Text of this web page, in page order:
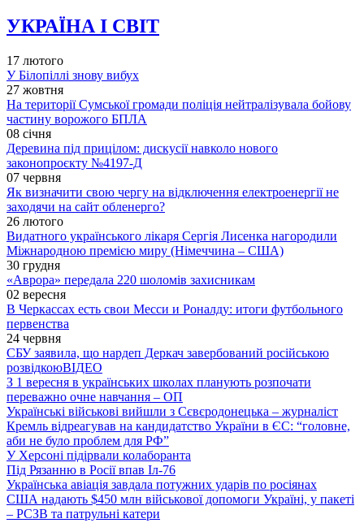
УКРАЇНА І СВІТ
17 лютого
У Білопіллі знову вибух
27 жовтня
На території Сумської громади поліція нейтралізувала бойову
частину ворожого БПЛА
08 січня
Деревина під прицілом: дискусії навколо нового
законопроєкту №4197-Д
07 червня
Як визначити свою чергу на відключення електроенергії не
заходячи на сайт обленерго?
26 лютого
Видатного українського лікаря Сергія Лисенка нагородили
Міжнародною премією миру (Німеччина – США)
30 грудня
«Аврора» передала 220 шоломів захисникам
02 вересня
В Черкассах есть свои Месси и Роналду: итоги футбольного
первенства
24 червня
СБУ заявила, що нардеп Деркач завербований російською
розвідкоюВІДЕО
З 1 вересня в українських школах планують розпочати
переважно очне навчання – ОП
Українські військові вийшли з Сєвєродонецька – журналіст
Кремль відреагував на кандидатство України в ЄС: “головне,
аби не було проблем для РФ”
У Херсоні підірвали колаборанта
Під Рязанню в Росії впав Іл-76
Українська авіація завдала потужних ударів по росіянах
США надають $450 млн військової допомоги Україні, у пакеті
– РСЗВ та патрульні катери